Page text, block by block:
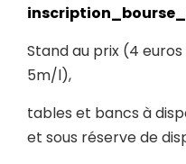
Stand au prix (4
5m/l),
tables et bancs à
et sous réserve de